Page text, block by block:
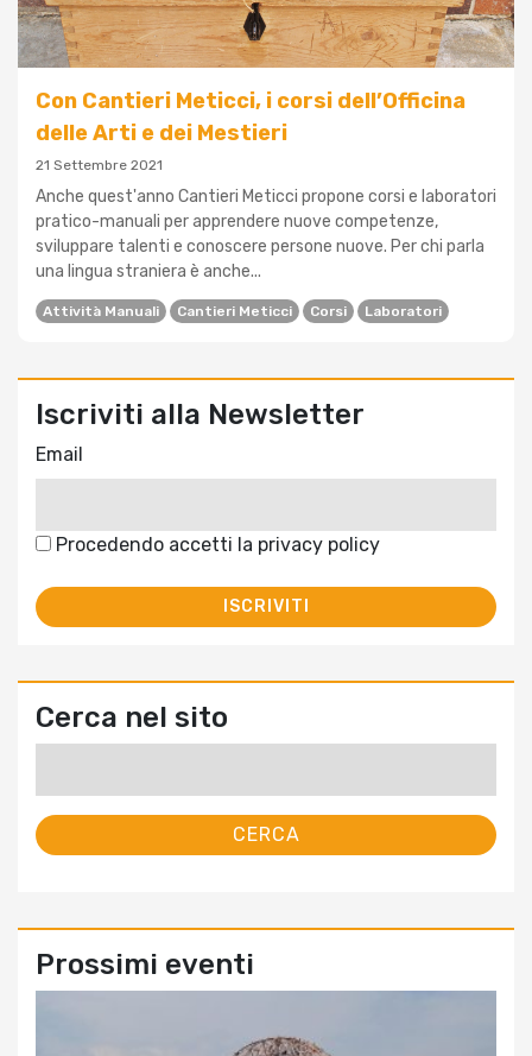
Con Cantieri Meticci, i corsi dell’Officina
delle Arti e dei Mestieri
21 Settembre 2021
Anche quest'anno Cantieri Meticci propone corsi e laboratori
pratico-manuali per apprendere nuove competenze,
sviluppare talenti e conoscere persone nuove. Per chi parla
una lingua straniera è anche...
Attività Manuali Cantieri Meticci Corsi Laboratori
Iscriviti alla Newsletter
Email
Procedendo accetti la privacy policy
Cerca nel sito
Prossimi eventi